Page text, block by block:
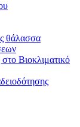
θάλασσα
στο Βιοκλιματικό